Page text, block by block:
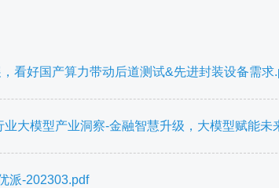
看好国产算力带动后道测试&先进封装设备需求
大模型产业洞察-金融智慧升级，大模型赋能未
派-202303.pdf